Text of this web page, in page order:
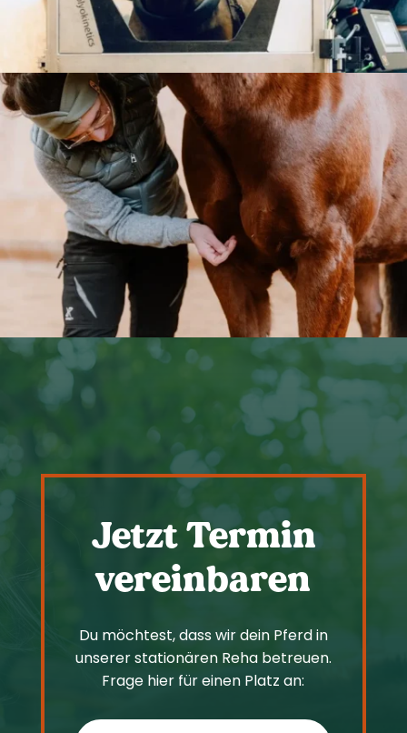
Jetzt Termin
vereinbaren
Du möchtest, dass wir dein Pferd in
unserer stationären Reha betreuen.
Frage hier für einen Platz an: